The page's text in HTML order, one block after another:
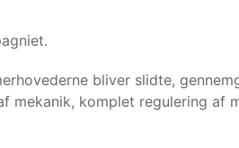
bliver slidte,
komplet regulering af